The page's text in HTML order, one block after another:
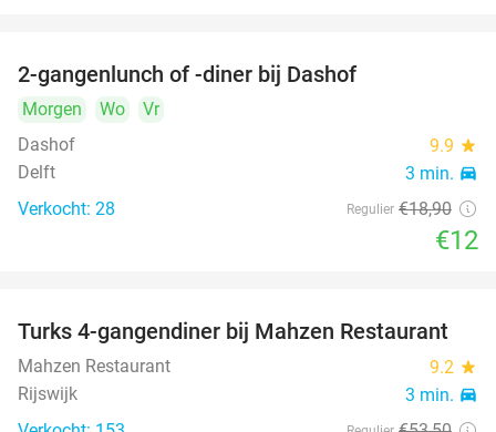
2-gangenlunch of -diner bij Dashof
Morgen Wo
Vr
Dashof
9.9 star
Delft 3 min. directions_car
Verkocht: 28 Regulier €18,90
€12
59%
Turks 4-gangendiner bij Mahzen Restaurant
Mahzen Restaurant 9.2 star
Rijswijk 3 min. directions_car